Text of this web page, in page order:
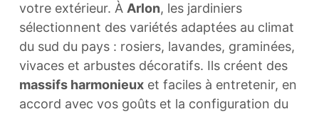
votre extérieur. À Arlon, les jardiniers
sélectionnent des variétés adaptées au climat
du sud du pays : rosiers, lavandes, graminées,
vivaces et arbustes décoratifs. Ils créent des
massifs harmonieuxet faciles à entretenir, en
accord avec vos goûts et la configuration du